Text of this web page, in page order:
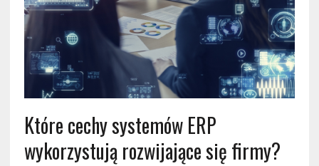
Które cechy systemów ERP
wykorzystują rozwijające się firmy?